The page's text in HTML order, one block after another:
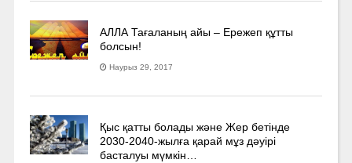
АЛЛА Тағаланың айы – Ережеп құтты
болсын!
Наурыз 29, 2017
Қыс қатты болады және Жер бетінде
2030-2040­-жылға қарай мұз дәуірі
басталуы мүмкін…